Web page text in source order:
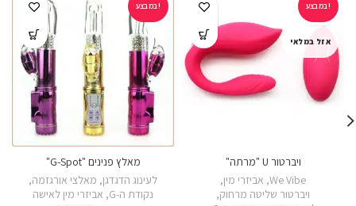
במבצע!
אזל במלאי
ויברטור U "מרתה"
We Vibe
, אביזרי מין,
ויברטור שליטה מרחוק,
במבצע!
מאלץ פנינים "G-Spot"
לעינוג הדגדגן, מאלצי אורגזמה,
נקודת ה-G , אביזרי מין לאישה